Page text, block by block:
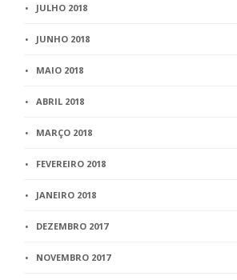
JULHO 2018
JUNHO 2018
MAIO 2018
ABRIL 2018
MARÇO 2018
FEVEREIRO 2018
JANEIRO 2018
DEZEMBRO 2017
NOVEMBRO 2017